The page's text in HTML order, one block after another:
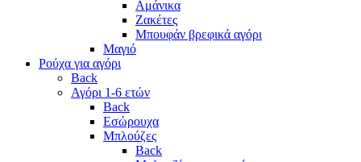
Αμάνικα
Ζακέτες
Μπουφάν βρεφικά αγόρι
Μαγιό
Ρούχα για αγόρι
Back
Αγόρι 1-6 ετών
Back
Εσώρουχα
Μπλούζες
Back